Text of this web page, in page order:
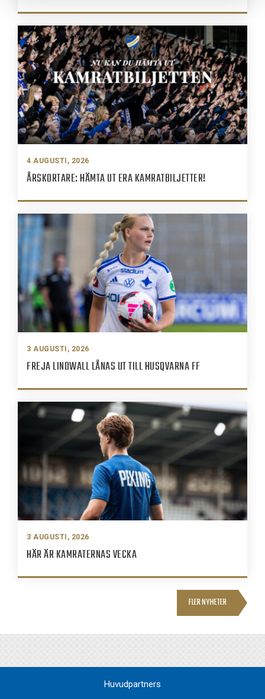
4 AUGUSTI, 2026
ÅRSKORTARE: HÄMTA UT ERA KAMRATBILJETTER!
3 AUGUSTI, 2026
FREJA LINDWALL LÅNAS UT TILL HUSQVARNA FF
3 AUGUSTI, 2026
HÄR ÄR KAMRATERNAS VECKA
FLER NYHETER
Huvudpartners